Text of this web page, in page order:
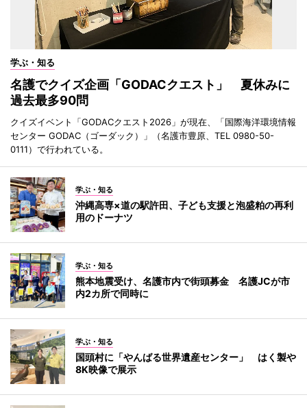
学ぶ・知る
名護でクイズ企画「GODACクエスト」 夏休みに
過去最多90問
クイズイベント「GODACクエスト2026」が現在、「国際海洋環境情報
センター GODAC（ゴーダック）」（名護市豊原、TEL 0980-50-
0111）で行われている。
学ぶ・知る
沖縄高専×道の駅許田、子ども支援と泡盛粕の再利
用のドーナツ
学ぶ・知る
熊本地震受け、名護市内で街頭募金 名護JCが市
内2カ所で同時に
学ぶ・知る
国頭村に「やんばる世界遺産センター」 はく製や
8K映像で展示